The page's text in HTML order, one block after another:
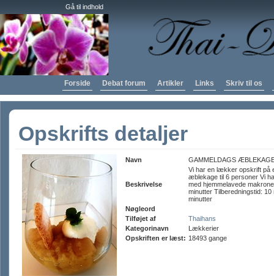
Gå til indhold
Forside Debat forum Artikler Links Skriv til os
Opskrifts detaljer
Navn GAMMELDAGS
Beskrivelse
Vi har en lækker opskrift på
æblekage til 6 personer Vi
med hjemmelavede
minutter Tilberedningstid: 10
minutter
Nøgleord
Tilføjet af
Thaihans
Kategorinavn
Lækkerier
Opskriften er læst: 18493 gange